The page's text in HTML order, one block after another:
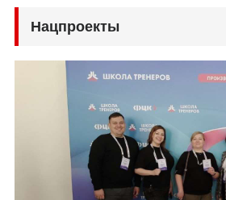
Нацпроекты